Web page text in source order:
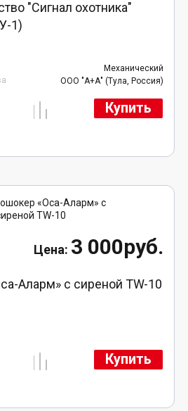
"Сигнал охотника"
1)
Механический
ООО "А+А" (Тула, Россия)
Купить
3 000руб.
Аларм» с сиреной TW-10
Купить